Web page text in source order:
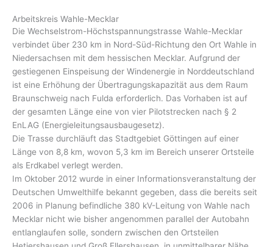
Arbeitskreis Wahle-Mecklar
Die Wechselstrom-Höchstspannungstrasse Wahle-Mecklar
verbindet über 230 km in Nord-Süd-Richtung den Ort Wahle in
Niedersachsen mit dem hessischen Mecklar. Aufgrund der
gestiegenen Einspeisung der Windenergie in Norddeutschland
ist eine Erhöhung der Übertragungskapazität aus dem Raum
Braunschweig nach Fulda erforderlich. Das Vorhaben ist auf
der gesamten Länge eine von vier Pilotstrecken nach § 2
EnLAG (Energieleitungsausbaugesetz).
Die Trasse durchläuft das Stadtgebiet Göttingen auf einer
Länge von 8,8 km, wovon 5,3 km im Bereich unserer Ortsteile
als Erdkabel verlegt werden.
Im Oktober 2012 wurde in einer Informationsveranstaltung der
Deutschen Umwelthilfe bekannt gegeben, dass die bereits seit
2006 in Planung befindliche 380 kV-Leitung von Wahle nach
Mecklar nicht wie bisher angenommen parallel der Autobahn
entlanglaufen solle, sondern zwischen den Ortsteilen